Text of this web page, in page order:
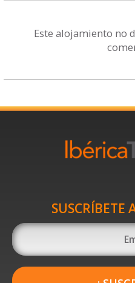
Este alojamiento no
SUSCRÍBETE